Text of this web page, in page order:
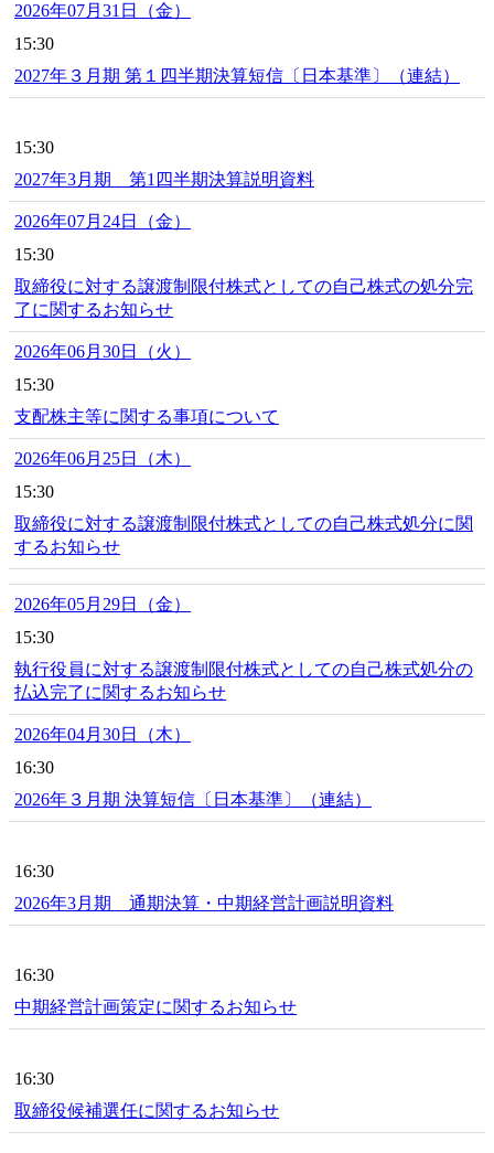
2026年07月31日（金）
15:30
2027年３月期 第１四半期決算短信〔日本基準〕（連結）
15:30
2027年3月期 第1四半期決算説明資料
2026年07月24日（金）
15:30
取締役に対する譲渡制限付株式としての自己株式の処分完
了に関するお知らせ
2026年06月30日（火）
15:30
支配株主等に関する事項について
2026年06月25日（木）
15:30
取締役に対する譲渡制限付株式としての自己株式処分に関
するお知らせ
2026年05月29日（金）
15:30
執行役員に対する譲渡制限付株式としての自己株式処分の
払込完了に関するお知らせ
2026年04月30日（木）
16:30
2026年３月期 決算短信〔日本基準〕（連結）
16:30
2026年3月期 通期決算・中期経営計画説明資料
16:30
中期経営計画策定に関するお知らせ
16:30
取締役候補選任に関するお知らせ